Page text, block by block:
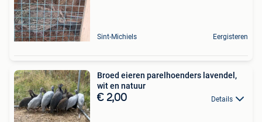
Sint-Michiels Eergisteren
Broed eieren parelhoenders lavendel,
wit en natuur
€ 2,00 Details